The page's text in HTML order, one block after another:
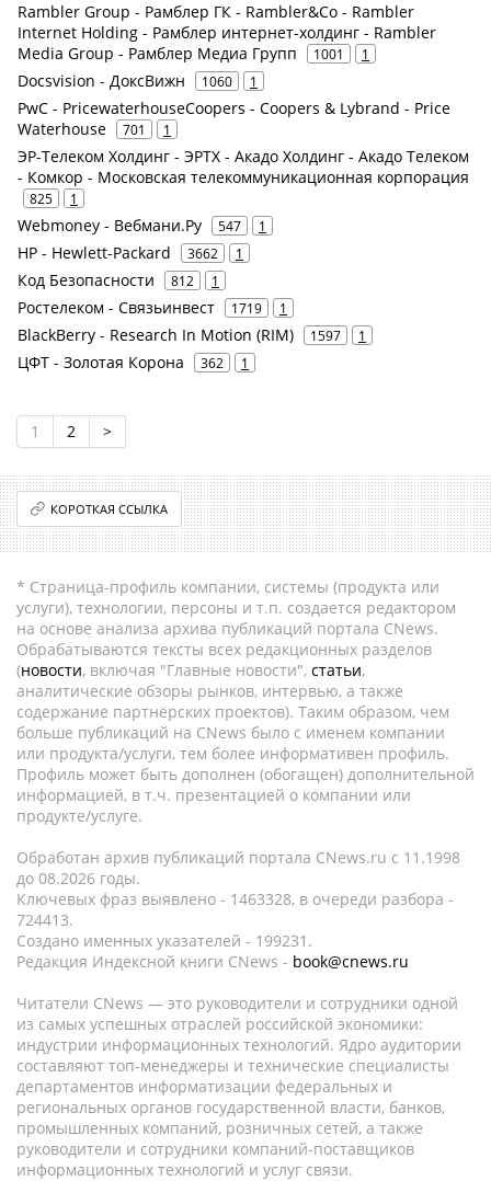
Rambler Group - Рамблер ГК - Rambler&Co - Rambler
Internet Holding - Рамблер интернет-холдинг - Rambler
Media Group - Рамблер Медиа Групп
1001 1
Docsvision - ДоксВижн 1060 1
PwC - PricewaterhouseCoopers - Coopers & Lybrand - Price
Waterhouse
701 1
ЭР-Телеком Холдинг - ЭРТХ - Акадо Холдинг - Акадо Телеком
- Комкор - Московская телекоммуникационная корпорация
825 1
Webmoney - Вебмани.Ру 547 1
HP - Hewlett-Packard 3662 1
Код Безопасности 812 1
Ростелеком - Связьинвест 1719 1
BlackBerry - Research In Motion (RIM) 1597 1
ЦФТ - Золотая Корона 362 1
1 2 >
КОРОТКАЯ ССЫЛКА
* Страница-профиль компании, системы (продукта или
услуги), технологии, персоны и т.п. создается редактором
на основе анализа архива публикаций портала CNews.
Обрабатываются тексты всех редакционных разделов
(новости, включая "Главные новости", статьи,
аналитические обзоры рынков, интервью, а также
содержание партнёрских проектов). Таким образом, чем
больше публикаций на CNews было с именем компании
или продукта/услуги, тем более информативен профиль.
Профиль может быть дополнен (обогащен) дополнительной
информацией, в т.ч. презентацией о компании или
продукте/услуге.
Обработан архив публикаций портала CNews.ru c 11.1998
до 08.2026 годы.
Ключевых фраз выявлено - 1463328, в очереди разбора -
724413.
Создано именных указателей - 199231.
Редакция Индексной книги CNews - book@cnews.ru
Читатели CNews — это руководители и сотрудники одной
из самых успешных отраслей российской экономики:
индустрии информационных технологий. Ядро аудитории
составляют топ-менеджеры и технические специалисты
департаментов информатизации федеральных и
региональных органов государственной власти, банков,
промышленных компаний, розничных сетей, а также
руководители и сотрудники компаний-поставщиков
информационных технологий и услуг связи.